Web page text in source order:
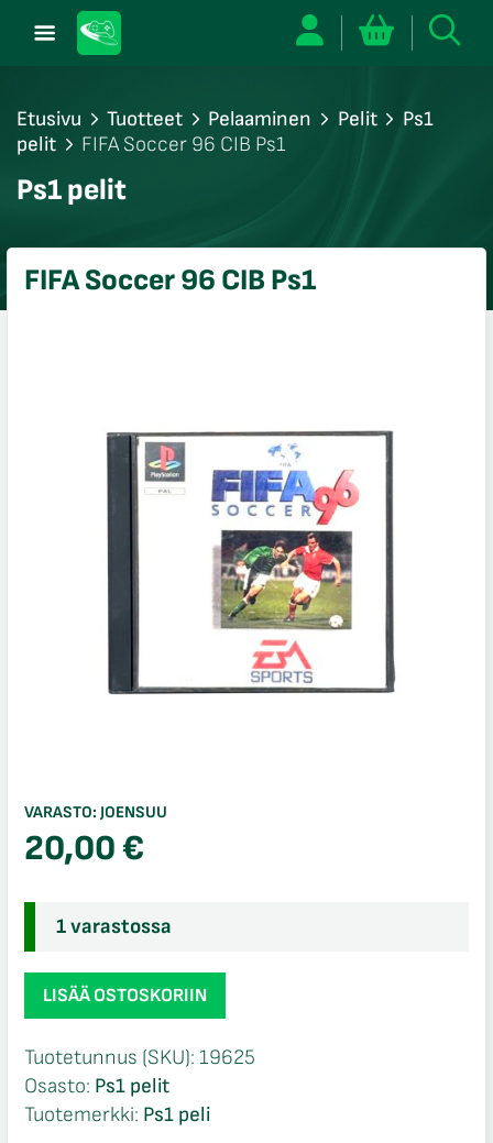
Etusivu Tuotteet Pelaaminen Pelit
Ps1
pelit
FIFA Soccer 96 CIB Ps1
Ps1 pelit
FIFA Soccer 96 CIB Ps1
VARASTO: JOENSUU
20,00€
1 varastossa
FIFA
Soccer
CIB
Ps1
määrä
LISÄÄ OSTOSKORIIN
Tuotetunnus (SKU): 19625
Osasto: Ps1 pelit
Tuotemerkki: Ps1 peli
sulje
sulje